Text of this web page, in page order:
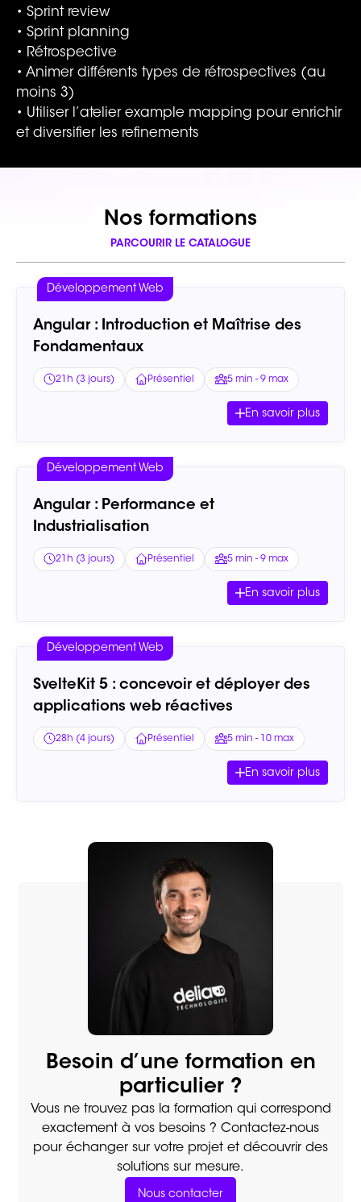
• Sprint review
• Sprint planning
• Rétrospective
• Animer différents types de rétrospectives (au
moins 3)
• Utiliser l’atelier example mapping pour enrichir
et diversifier les refinements
Nos formations
PARCOURIR LE CATALOGUE
Développement Web
Angular : Introduction et Maîtrise des
Fondamentaux
21h (3 jours) Présentiel 5 min - 9 max
En savoir plus
Développement Web
Angular : Performance et
Industrialisation
21h (3 jours) Présentiel 5 min - 9 max
En savoir plus
Développement Web
SvelteKit 5 : concevoir et déployer des
applications web réactives
28h (4 jours) Présentiel 5 min - 10 max
En savoir plus
Besoin d’une formation en
particulier ?
Vous ne trouvez pas la formation qui correspond
exactement à vos besoins ? Contactez-nous
pour échanger sur votre projet et découvrir des
solutions sur mesure.
Nous contacter